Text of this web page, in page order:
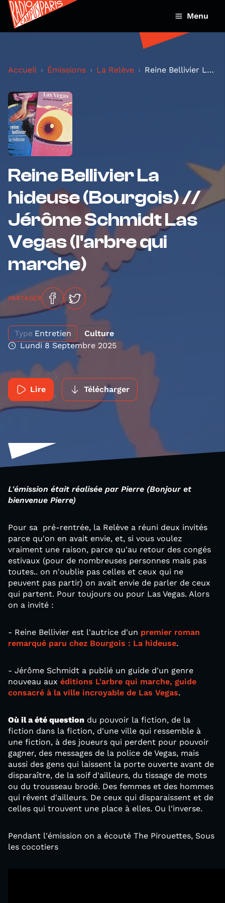
Menu
Accueil Émissions La Relève Reine Bellivier La hideuse (Bourgois) // Jérôme Sc...
Reine Bellivier La
hideuse (Bourgois) //
Jérôme Schmidt Las
Vegas (l'arbre qui
marche)
PARTAGER
Type Entretien
Culture
Lundi 8 Septembre 2025
Lire Télécharger
L'émission était réalisée par Pierre (Bonjour et
bienvenue Pierre)
Pour sa pré-rentrée, la Relève a réuni deux invités
parce qu'on en avait envie, et, si vous voulez
vraiment une raison, parce qu'au retour des congés
estivaux (pour de nombreuses personnes mais pas
toutes.. on n'oublie pas celles et ceux qui ne
peuvent pas partir) on avait envie de parler de ceux
qui partent. Pour toujours ou pour Las Vegas. Alors
on a invité :
- Reine Bellivier est l'autrice d'un premier roman
remarqué paru chez Bourgois : La hideuse.
- Jérôme Schmidt a publié un guide d'un genre
nouveau aux éditions L'arbre qui marche, guide
consacré à la ville incroyable de Las Vegas.
Où il a été question du pouvoir la fiction, de la
fiction dans la fiction, d'une ville qui ressemble à
une fiction, à des joueurs qui perdent pour pouvoir
gagner, des messages de la police de Vegas, mais
aussi des gens qui laissent la porte ouverte avant de
disparaître, de la soif d'ailleurs, du tissage de mots
ou du trousseau brodé. Des femmes et des hommes
qui rêvent d'ailleurs. De ceux qui disparaissent et de
celles qui trouvent une place à elles. Ou l'inverse.
Pendant l'émission on a écouté The Pirouettes, Sous
les cocotiers